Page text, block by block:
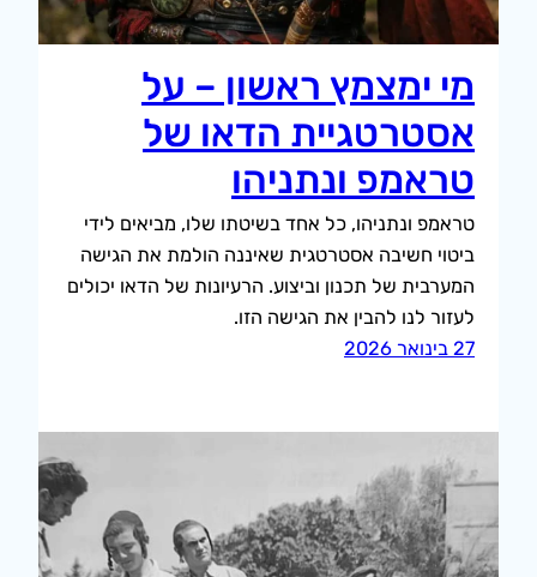
מי ימצמץ ראשון – על
אסטרטגיית הדאו של
טראמפ ונתניהו
טראמפ ונתניהו, כל אחד בשיטתו שלו, מביאים לידי
ביטוי חשיבה אסטרטגית שאיננה הולמת את הגישה
המערבית של תכנון וביצוע. הרעיונות של הדאו יכולים
לעזור לנו להבין את הגישה הזו.
27 בינואר 2026